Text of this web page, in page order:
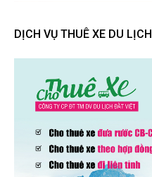
DỊCH VỤ THUÊ XE DU LỊCH